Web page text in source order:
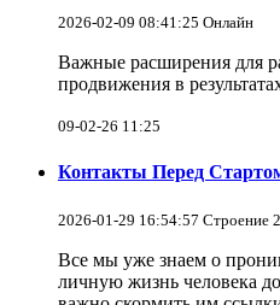
2026-02-09 08:41:25 Онлайн
Важные расширения для
продвижения в
09-02-26 11:25
Контакты Перед
2026-01-29 16:54:57 Строение
Все мы уже знаем о
личную жизнь человека